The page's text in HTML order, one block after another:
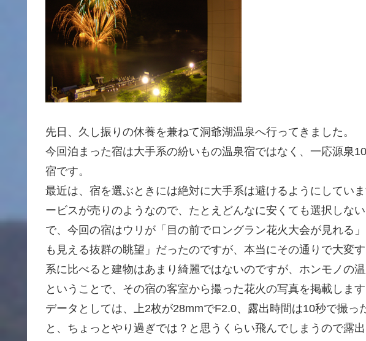
先日、久し振りの休養を兼ねて洞爺湖温泉へ行ってきました。
今回泊まった宿は大手系の紛いもの温泉宿ではなく、一応源泉
宿です。
最近は、宿を選ぶときには絶対に大手系は避けるようにしてい
ービスが売りのようなので、たとえどんなに安くても選択しない
で、今回の宿はウリが「目の前でロングラン花火大会が見れる
も見える抜群の眺望」だったのですが、本当にその通りで大
系に比べると建物はあまり綺麗ではないのですが、ホンモノの
ということで、その宿の客室から撮った花火の写真を掲載します
データとしては、上2枚が28mmでF2.0、露出時間は10秒で撮
と、ちょっとやり過ぎでは？と思うくらい飛んでしまうので露